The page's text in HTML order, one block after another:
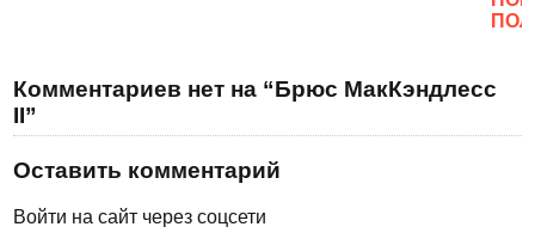
Комментариев нет на “Брюс МакКэндлесс
II”
Оставить комментарий
Войти на сайт через соцсети